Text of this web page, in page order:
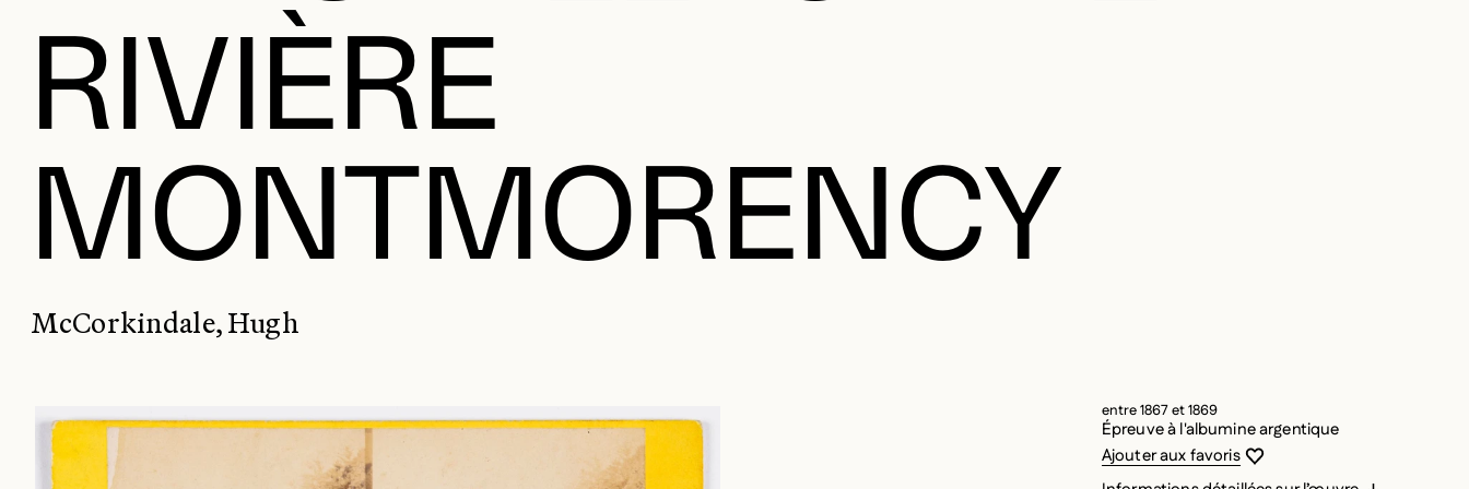
RIVIÈRE
MONTMORENCY
McCorkindale, Hugh
Épreuve à l'albumine argentique
Vous devez être connecté pour
Fermer la modale
Ouvrir la modale
Ajouter aux favoris
Informations détaillées sur l’œuvre